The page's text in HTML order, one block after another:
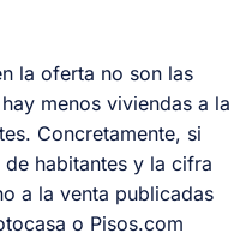
la oferta no son las
menos viviendas a la
Concretamente, si
habitantes y la cifra
a la venta publicadas
o Pisos.com